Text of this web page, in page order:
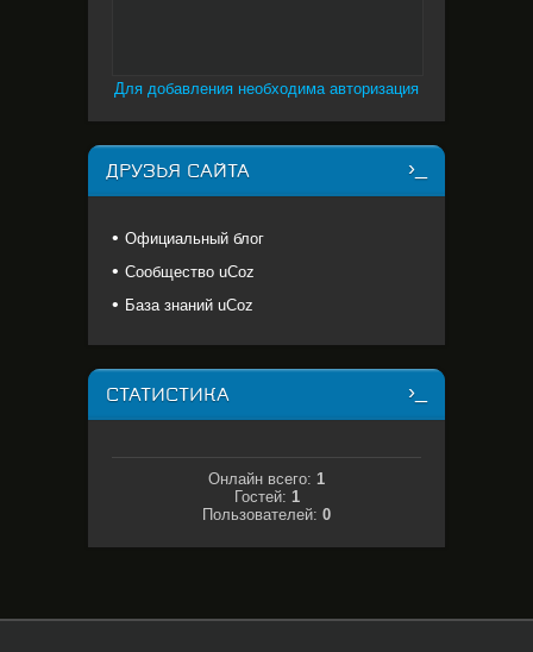
Для добавления необходима авторизация
ДРУЗЬЯ САЙТА
Официальный блог
Сообщество uCoz
База знаний uCoz
СТАТИСТИКА
Онлайн всего: 1
Гостей: 1
Пользователей: 0